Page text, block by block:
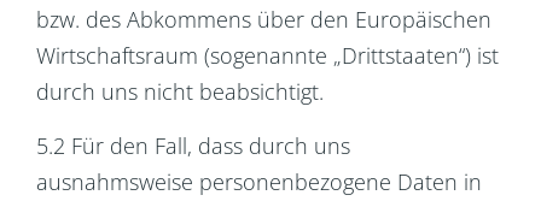
bzw. des Abkommens über den Europäischen
Wirtschaftsraum (sogenannte „Drittstaaten“) ist
durch uns nicht beabsichtigt.
5.2 Für den Fall, dass durch uns
ausnahmsweise personenbezogene Daten in